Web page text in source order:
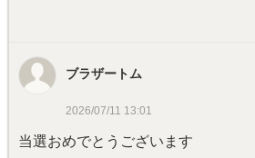
ブラザートム
2026/07/11 13:01
当選おめでとうございます